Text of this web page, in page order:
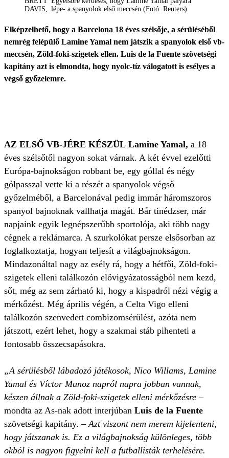
DAVIS
lépe- a spanyolok első meccsén (Fotó: Reuters)
Elképzelhető, hogy a Barcelona 18 éves szélsője, a sérüléséből
nemrég felépülő Lamine Yamal nem játszik a spanyolok első vb-
meccsén, Zöld-foki-szigetek ellen. Luis de la Fuente szövetségi
kapitány azt is elmondta, hogy nyolc-tíz válogatott is esélyes a
végső győzelemre.
AZ ELSŐ VB-JÉRE KÉSZÜL Lamine Yamal, a 18
éves szélsőtől nagyon sokat várnak. A két évvel ezelőtti
Európa-bajnokságon robbant be, egy góllal és négy
gólpasszal vette ki a részét a spanyolok végső
győzelméből, a Barcelonával pedig immár háromszoros
spanyol bajnoknak vallhatja magát. Bár tinédzser, már
napjaink egyik legnépszerűbb sportolója, aki több nagy
cégnek a reklámarca. A szurkolókat persze elsősorban az
foglalkoztatja, hogyan teljesít a világbajnokságon.
Mindazonáltal nagy az esély rá, hogy a hétfői, Zöld-foki-
szigetek elleni találkozón elővigyázatosságból nem kezd,
sőt, még az sem zárható ki, hogy a kispadról nézi végig a
mérkőzést. Még április végén, a Celta Vigo elleni
találkozón szenvedett comb­izomsérülést, azóta nem
játszott, ezért lehet, hogy a szakmai stáb pihenteti a
fontosabb összecsapásokra.
„A sérülésből lábadozó játékosok, Nico Willams, Lamine
Yamal és Víctor Munoz napról napra jobban vannak,
készen állnak a Zöld-foki-szigetek elleni mérkőzésre–
mondta az As-nak adott interjúban Luis de la Fuente
szövetségi kapitány. –Azt viszont nem merem kijelenteni,
hogy játszanak is. Ez a világbajnokság különleges, több
okból is nagyon figyelni kell a futballisták terhelésére.